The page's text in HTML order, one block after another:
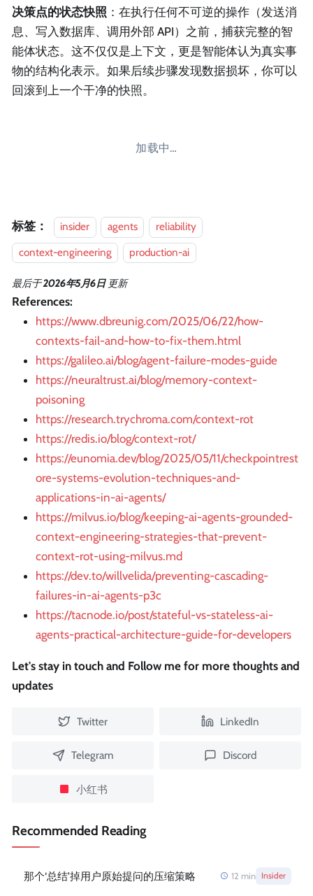
决策点的状态快照 ：在执行任何不可逆的操作（发送消
息、写入数据库、调用外部 API）之前，捕获完整的智
能体状态。这不仅仅是上下文，更是智能体认为真实事
物的结构化表示。如果后续步骤发现数据损坏，你可以
回滚到上一个干净的快照。
加载中…
标签： insider agents
reliability
context-engineering
production-ai
最后于2026年5月6日 更新
References:
https://www.dbreunig.com/2025/06/22/how-
contexts-fail-and-how-to-fix-them.html
https://galileo.ai/blog/agent-failure-modes-guide
https://neuraltrust.ai/blog/memory-context-
poisoning
https://research.trychroma.com/context-rot
https://redis.io/blog/context-rot/
https://eunomia.dev/blog/2025/05/11/checkpointrest
ore-systems-evolution-techniques-and-
applications-in-ai-agents/
https://milvus.io/blog/keeping-ai-agents-grounded-
context-engineering-strategies-that-prevent-
context-rot-using-milvus.md
https://dev.to/willvelida/preventing-cascading-
failures-in-ai-agents-p3c
https://tacnode.io/post/stateful-vs-stateless-ai-
agents-practical-architecture-guide-for-developers
Let's stay in touch and Follow me for more thoughts and
updates
Twitter LinkedIn
Telegram Discord
小红书
Recommended Reading
那个‘总结’掉用户原始提问的压缩策略 12 min Insider